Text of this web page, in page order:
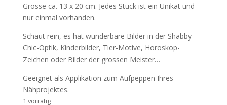
Grösse ca. 13 x 20 cm. Jedes Stück ist ein Unikat und
nur einmal vorhanden.
Schaut rein, es hat wunderbare Bilder in der Shabby-
Chic-Optik, Kinderbilder, Tier-Motive, Horoskop-
Zeichen oder Bilder der grossen Meister…
Geeignet als Applikation zum Aufpeppen Ihres
Nähprojektes.
1 vorrätig